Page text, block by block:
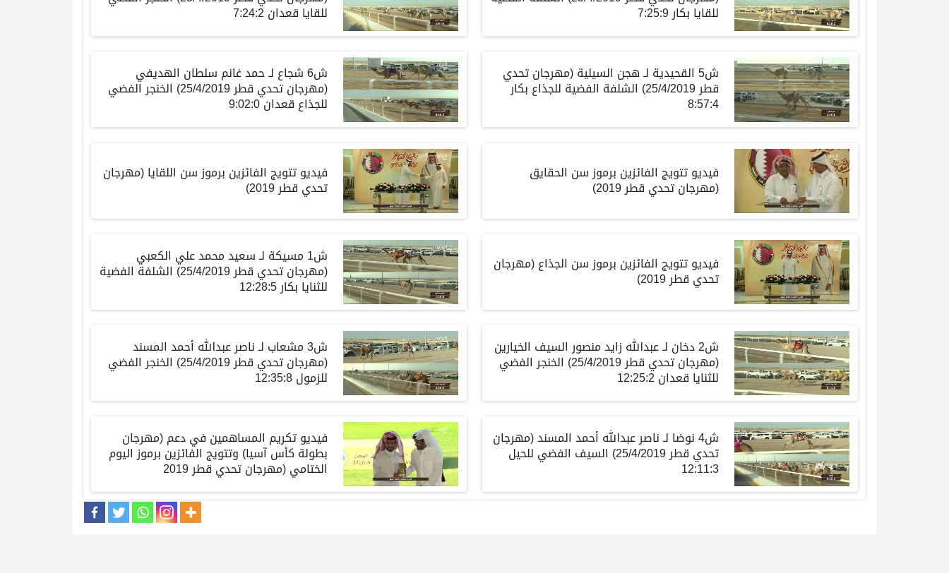
للقايا بكار 7:25:9 للقايا قعدان 7:24:2
ش5 القحيدية لـ هجن السيلية (مهرجان تحدي
قطر 25/4/2019) الشلفة الفضية للجذاع بكار
8:57:4
ش6 شجاع لـ حمد غانم سلطان الهديفي
(مهرجان تحدي قطر 25/4/2019) الخنجر الفضي
للجذاع قعدان 9:02:0
فيديو تتويج الفائزين برموز سن الحقايق
(مهرجان تحدي قطر 2019)
فيديو تتويج الفائزين برموز سن اللقايا (مهرجان
تحدي قطر 2019)
فيديو تتويج الفائزين برموز سن الجذاع (مهرجان
تحدي قطر 2019)
ش1 مسيكة لـ سعيد محمد علي الكعبي
(مهرجان تحدي قطر 25/4/2019) الشلفة الفضية
للثنايا بكار 12:28:5
ش2 دخان لـ عبدالله زايد منصور السيف الخيارين
(مهرجان تحدي قطر 25/4/2019) الخنجر الفضي
للثنايا قعدان 12:25:2
ش3 مشعاب لـ ناصر عبدالله أحمد المسند
(مهرجان تحدي قطر 25/4/2019) الخنجر الفضي
للزمول 12:35:8
ش4 نوضا لـ ناصر عبدالله أحمد المسند (مهرجان
تحدي قطر 25/4/2019) السيف الفضي للحيل
12:11:3
فيديو تكريم المساهمين في دعم (مهرجان
بطولة كأس آسيا) وتتويج الفائزين برموز اليوم
الختامي (مهرجان تحدي قطر 2019